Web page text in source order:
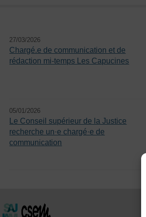
27/03/2026
Chargé.e de communication et de
rédaction mi-temps Les Capucines
05/01/2026
Le Conseil supérieur de la Justice
recherche un·e chargé·e de
communication